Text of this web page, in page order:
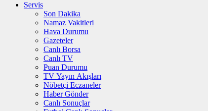
Servis
Son Dakika
Namaz Vakitleri
Hava Durumu
Gazeteler
Canlı Borsa
Canlı TV
Puan Durumu
TV Yayın Akışları
Nöbetçi Eczaneler
Haber Gönder
Canlı Sonuçlar